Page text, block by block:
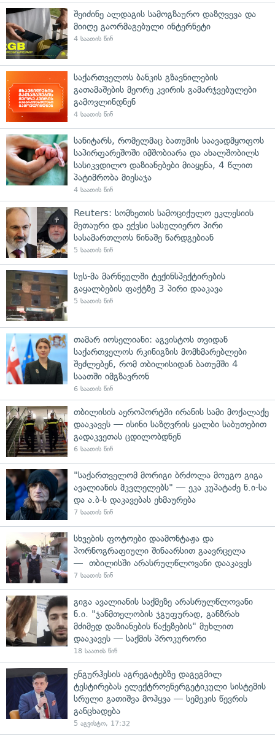
შეიძინე ალდაგის სამოგზაურო დაზღვევა და
მიიღე გაორმაგებული ინტერნეტი
4 საათის წინ
საქართველოს ბანკის გზავნილების
გათამაშების მეორე კვირის გამარჯვებულები
გამოვლინდნენ
4 საათის წინ
სანიტარს, რომელმაც ბათუმის საავადმყოფოს
საპირფარეშოში იმშობიარა და ახალშობილს
სასიკვდილო დაზიანებები მიაყენა, 4 წლით
პატიმრობა მიესაჯა
4 საათის წინ
Reuters: სომხეთის სამოციქულო ეკლესიის
მეთაური და ექვსი სასულიერო პირი
სასამართლოს წინაშე წარდგებიან
5 საათის წინ
სუს-მა მარნეულში ტექინსპექტირების
გაყალბების ფაქტზე 3 პირი დააკავა
5 საათის წინ
თამარ იოსელიანი: აგვისტოს თვიდან
საქართველოს რკინიგზის მომხმარებლები
შეძლებენ, რომ თბილისიდან ბათუმში 4
საათში იმგზავრონ
6 საათის წინ
თბილისის აეროპორტში ირანის სამი მოქალაქე
დააკავეს — ისინი საზღვრის ყალბი საბუთებით
გადაკვეთას ცდილობდნენ
6 საათის წინ
"საქართველომ მორიგი ბრძოლა მოუგო გიგა
ავალიანის მკვლელებს" — ეკა კუპატაძე ნ.ი-სა
და ა.ბ-ს დაკავებას ეხმაურება
7 საათის წინ
სხვების ფოტოები დაამონტაჟა და
პორნოგრაფიული შინაარსით გაავრცელა
— თბილისში არასრულწლოვანი დააკავეს
7 საათის წინ
გიგა ავალიანის საქმეზე არასრულწლოვანი
ნ.ი. "ჯანმთელობის ჯგუფურად, განზრახ
მძიმედ დაზიანების წაქეზების" მუხლით
დააკავეს — საქმის პროკურორი
18 საათის წინ
ენგურჰესის აგრეგატებზე დაგეგმილ
ტესტირებას ელექტროენერგეტიკული სისტემის
სრული გათიშვა მოჰყვა — სემეკის წევრის
განცხადება
5 აგვისტო, 17:32